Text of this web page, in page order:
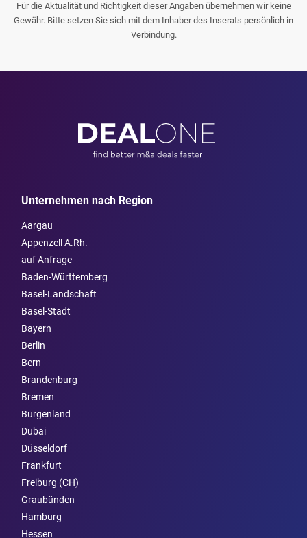
Für die Aktualität und Richtigkeit dieser Angaben übernehmen wir keine
Gewähr. Bitte setzen Sie sich mit dem Inhaber des Inserats persönlich in
Verbindung.
Unternehmen nach Region
Aargau
Appenzell A.Rh.
auf Anfrage
Baden-Württemberg
Basel-Landschaft
Basel-Stadt
Bayern
Berlin
Bern
Brandenburg
Bremen
Burgen­land
Dubai
Düsseldorf
Frankfurt
Freiburg (CH)
Graubünden
Hamburg
Hessen